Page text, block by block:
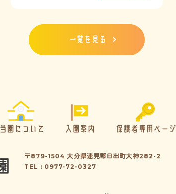
難することを想定（敷地面積が広いため）
しており、地震時の避難対応マニュアルの
作成を行政より免除されています。また、
一覧を見る
当園について 入園案内 保護者専用ページ
〒879-1504 大分県速見郡日出町大神282-2
TEL : 0977-72-0327